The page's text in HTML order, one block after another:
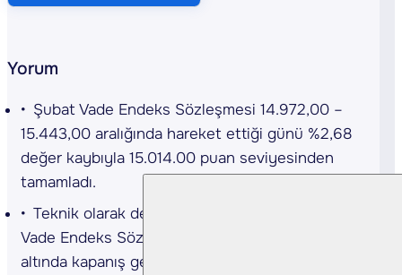
Yorum
Şubat Vade Endeks Sözleşmesi 14.972,00 –
15.443,00 aralığında hareket ettiği günü %2,68
değer kaybıyla 15.014.00 puan seviyesinden
tamamladı.
Teknik olarak değerlendirecek olursak; Şubat
Vade Endeks Sözleşmesinin 5 günlük ortalamanın
altında kapanış gerçekleştirdiğini izliyoruz.